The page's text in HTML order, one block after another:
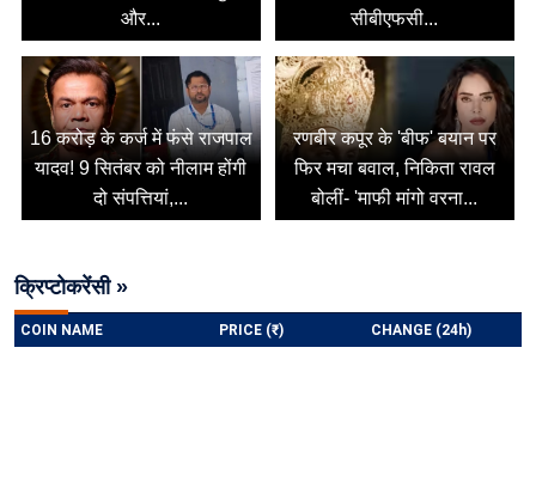
और...
सीबीएफसी...
16 करोड़ के कर्ज में फंसे राजपाल
यादव! 9 सितंबर को नीलाम होंगी
दो संपत्तियां,...
रणबीर कपूर के 'बीफ' बयान पर
फिर मचा बवाल, निकिता रावल
बोलीं- 'माफी मांगो वरना...
क्रिप्टोकरेंसी »